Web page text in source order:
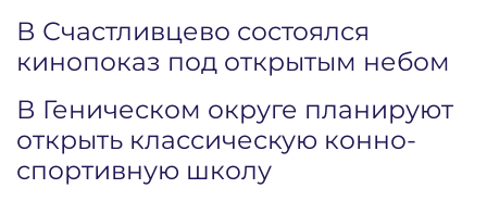
В Счастливцево состоялся
кинопоказ под открытым небом
В Геническом округе планируют
открыть классическую конно-
спортивную школу